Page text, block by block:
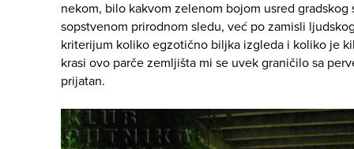
nekom, bilo kakvom zelenom bojom usred
sopstvenom prirodnom sledu, već po zamisli
kriterijum koliko egzotično biljka izgleda i koliko je
krasi ovo parče zemljišta mi se uvek graničilo sa
prijatan.